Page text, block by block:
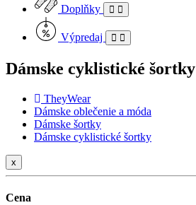
Doplňky
Výpredaj
Dámske cyklistické šortky
TheyWear
Dámske oblečenie a móda
Dámske šortky
Dámske cyklistické šortky
x
Cena